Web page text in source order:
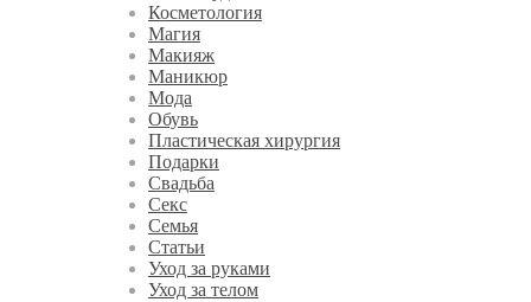
Косметология
Магия
Макияж
Маникюр
Мода
Обувь
Пластическая хирургия
Подарки
Свадьба
Секс
Семья
Статьи
Уход за руками
Уход за телом